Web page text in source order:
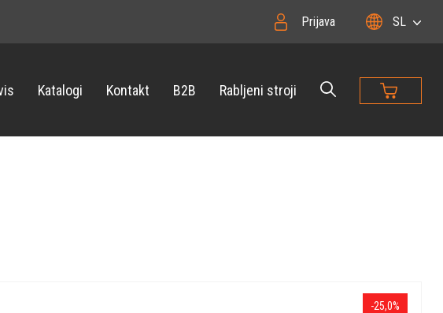
Prijava SL
Katalogi Kontakt B2B Rabljeni stroji
-25,0%